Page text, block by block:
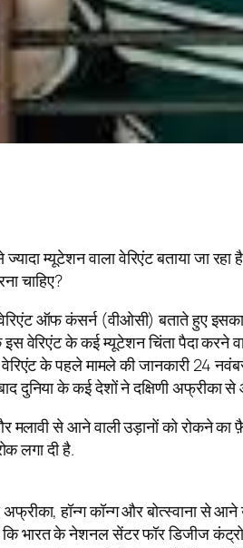
म्यूटेशन वाला वेरिएंट बताया जा
चाहिए?
ऑफ कंसर्न (वीओसी) बताते हुए
वेरिएंट के कई म्यूटेशन चिंता पैदा करने
के पहले मामले की जानकारी 24
दुनिया के कई देशों ने दक्षिणी
मलावी से आने वाली उड़ानों को रोकने
लगा दी है.
अफ्रीका, हॉन्ग कॉन्ग और बोत्स्वाना से
भारत के नेशनल सेंटर फॉर डिजीज